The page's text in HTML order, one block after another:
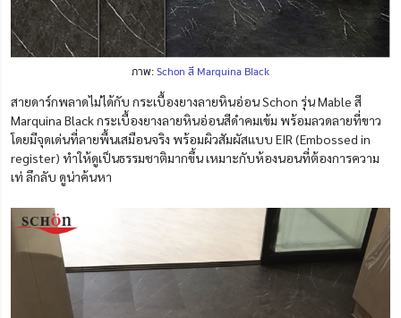
ภาพ:Schon สี Marquina Black
สายดาร์กพลาดไม่ได้กับ กระเบื้องยางลายหินอ่อน Schon รุ่น Mable สี
Marquina Black กระเบื้องยางลายหินอ่อนสีดำคมเข้ม พร้อมลวดลายที่ขาว
โดยมีจุดเด่นที่ลายพื้นเสมือนจริง พร้อมผิวสัมผัสแบบ EIR (Embossed in
register) ทำให้ดูเป็นธรรมชาติมากขึ้น เหมาะกับห้องนอนที่ต้องการความ
เท่ ลึกลับ ดูน่าค้นหา